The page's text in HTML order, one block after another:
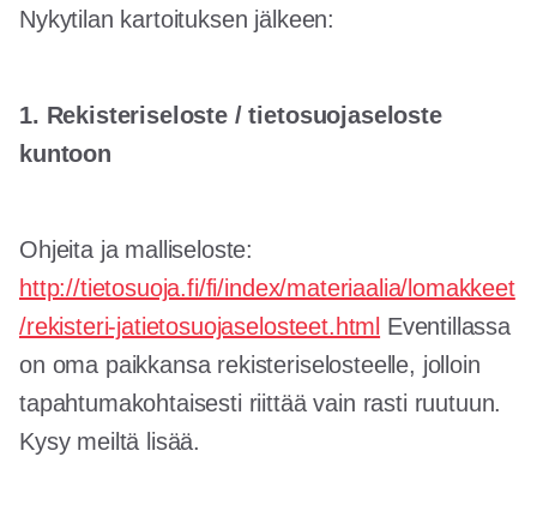
Nykytilan kartoituksen jälkeen:
1. Rekisteriseloste / tietosuojaseloste
kuntoon
Ohjeita ja malliseloste:
http://tietosuoja.fi/fi/index/materiaalia/lomakkeet
/rekisteri-jatietosuojaselosteet.html Eventillassa
on oma paikkansa rekisteriselosteelle, jolloin
tapahtumakohtaisesti riittää vain rasti ruutuun.
Kysy meiltä lisää.